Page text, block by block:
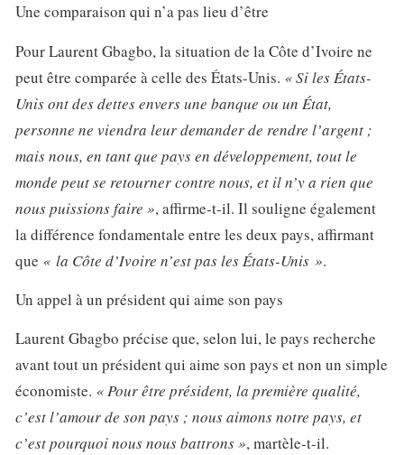
Une comparaison qui n’a pas lieu d’être
Pour Laurent Gbagbo, la situation de la Côte d’Ivoire ne
peut être comparée à celle des États-Unis. « Si les États-
Unis ont des dettes envers une banque ou un État,
personne ne viendra leur demander de rendre l’argent ;
mais nous, en tant que pays en développement, tout le
monde peut se retourner contre nous, et il n’y a rien que
nous puissions faire », affirme-t-il. Il souligne également
la différence fondamentale entre les deux pays, affirmant
que « la Côte d’Ivoire n’est pas les États-Unis ».
Un appel à un président qui aime son pays
Laurent Gbagbo précise que, selon lui, le pays recherche
avant tout un président qui aime son pays et non un simple
économiste. « Pour être président, la première qualité,
c’est l’amour de son pays ; nous aimons notre pays, et
c’est pourquoi nous nous battrons », martèle-t-il.